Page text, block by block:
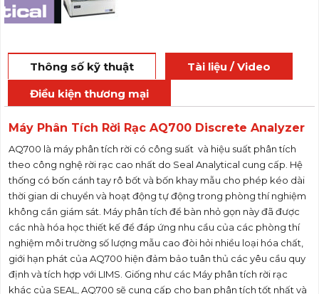
Thông số kỹ thuật
Tài liệu / Video
Điều kiện thương mại
Máy Phân Tích Rời Rạc AQ700 Discrete Analyzer
AQ700 là máy phân tích rời có công suất và hiệu suất phân tích
theo công nghệ rời rạc cao nhất do Seal Analytical cung cấp. Hệ
thống có bốn cánh tay rô bốt và bốn khay mẫu cho phép kéo dài
thời gian di chuyển và hoạt động tự động trong phòng thí nghiệm
không cần giám sát. Máy phân tích để bàn nhỏ gọn này đã được
các nhà hóa học thiết kế để đáp ứng nhu cầu của các phòng thí
nghiệm môi trường số lượng mẫu cao đòi hỏi nhiều loại hóa chất,
giới hạn phát của AQ700 hiện đảm bảo tuân thủ các yêu cầu quy
định và tích hợp với LIMS. Giống như các Máy phân tích rời rạc
khác của SEAL, AQ700 sẽ cung cấp cho bạn phân tích tốt nhất và